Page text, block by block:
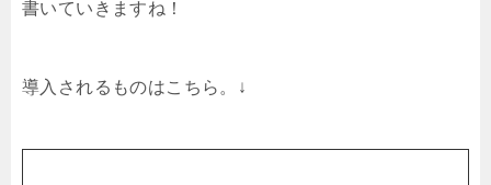
書いていきますね！
導入されるものはこちら。↓